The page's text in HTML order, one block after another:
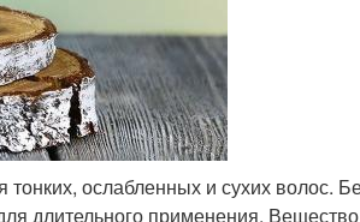
ослабленных и сухих волос.
длительного применения.